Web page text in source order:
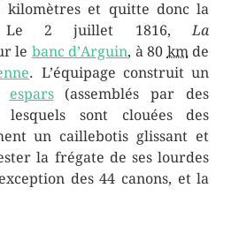
kilomètres et quitte donc la
Le 2 juillet 1816,La
le banc d’Arguin, à 80 kmde
. L’équipage construit un
espars(assemblés par des
sont clouées des
un caillebotis glissant et
la frégate de ses lourdes
des 44 canons, et la